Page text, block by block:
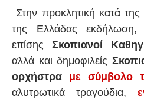
Στην προκλητική κατά της
της Ελλάδας εκδήλωση,
επίσης Σκοπιανοί
αλλά και δημοφιλείς
ορχήστρα
με σύμβολο
αλυτρωτικά τραγούδια,